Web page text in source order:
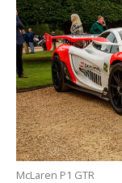
McLaren P1 GTR